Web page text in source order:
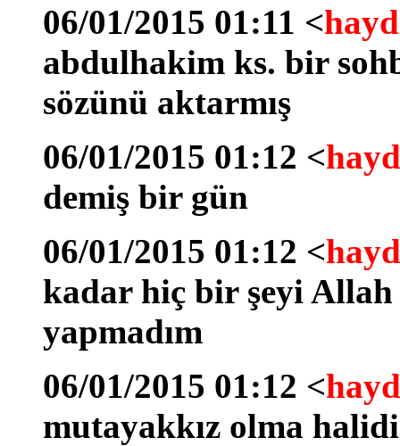
06/01/2015 01:11 <
abdulhakim ks. bir
sözünü aktarmış
06/01/2015 01:12 <
demiş bir gün
06/01/2015 01:12 <
kadar hiç bir şeyi Allah
yapmadım
06/01/2015 01:12 <
mutayakkız olma